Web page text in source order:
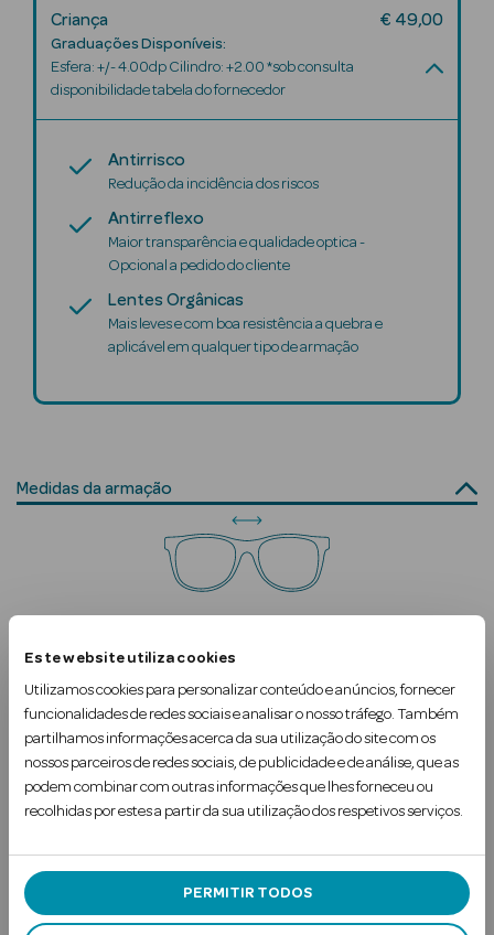
Este website utiliza cookies
Utilizamos cookies para personalizar conteúdo e anúncios, fornecer
funcionalidades de redes sociais e analisar o nosso tráfego. Também
partilhamos informações acerca da sua utilização do site com os
nossos parceiros de redes sociais, de publicidade e de análise, que as
podem combinar com outras informações que lhes forneceu ou
recolhidas por estes a partir da sua utilização dos respetivos serviços.
PERMITIR TODOS
Beauty Season
Solares
Ver Tudo
Solares
Corpo
Rosto
Criança € 49,00
Graduações Disponíveis:
Esfera: +/- 4.00dp Cilindro: +2.00 *sob consulta
disponibilidade tabela do fornecedor
Antirrisco
Redução da incidência dos riscos
Antirreflexo
Maior transparência e qualidade optica -
Opcional a pedido do cliente
Lentes Orgânicas
Mais leves e com boa resistência a quebra e
aplicável em qualquer tipo de armação
Medidas da armação
130mm